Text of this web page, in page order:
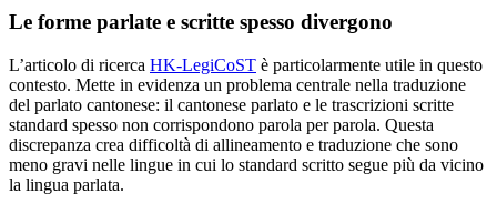
Le forme parlate e scritte spesso divergono
L’articolo di ricerca HK-LegiCoST è particolarmente utile in questo
contesto. Mette in evidenza un problema centrale nella traduzione
del parlato cantonese: il cantonese parlato e le trascrizioni scritte
standard spesso non corrispondono parola per parola. Questa
discrepanza crea difficoltà di allineamento e traduzione che sono
meno gravi nelle lingue in cui lo standard scritto segue più da vicino
la lingua parlata.